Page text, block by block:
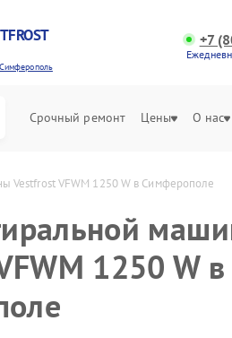
Симферополь
+7
Срочный ремонт Цены О нас
Vestfrost VFWM 1250 W в Симферополе
1250 W в